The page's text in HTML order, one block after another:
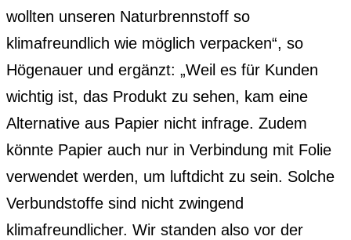
wollten unseren Naturbrennstoff so
klimafreundlich wie möglich verpacken“, so
Högenauer und ergänzt: „Weil es für Kunden
wichtig ist, das Produkt zu sehen, kam eine
Alternative aus Papier nicht infrage. Zudem
könnte Papier auch nur in Verbindung mit Folie
verwendet werden, um luftdicht zu sein. Solche
Verbundstoffe sind nicht zwingend
klimafreundlicher. Wir standen also vor der